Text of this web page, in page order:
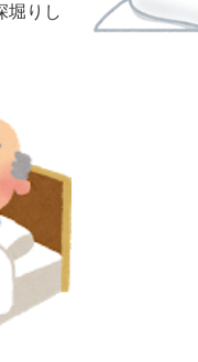
堀りし